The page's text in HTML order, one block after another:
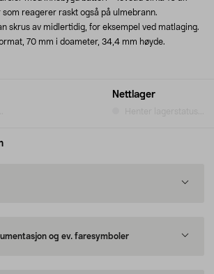
Nettlager
reagerer raskt også på ulmebrann.
skrus av midlertidig, for eksempel ved matlaging.
70 mm i doameter, 34,4 mm høyde.
og ev. faresymboler